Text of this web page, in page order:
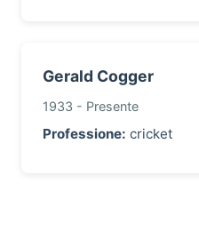
Gerald Cogger
1933 - Presente
Professione: cricket